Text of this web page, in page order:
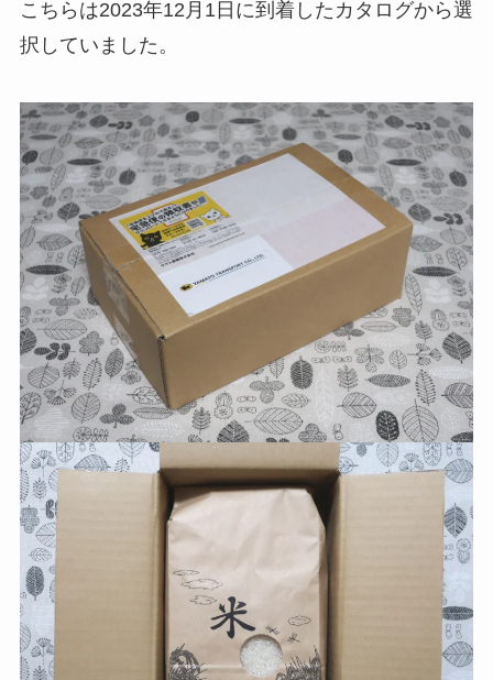
こちらは2023年12月1日に到着したカタログから選
択していました。